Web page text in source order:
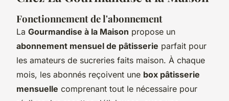
Fonctionnement de l'abonnement
La Gourmandise à la Maison propose un
abonnement mensuel de pâtisserie parfait pour
les amateurs de sucreries faits maison. À chaque
mois, les abonnés reçoivent une box pâtisserie
mensuelle comprenant tout le nécessaire pour